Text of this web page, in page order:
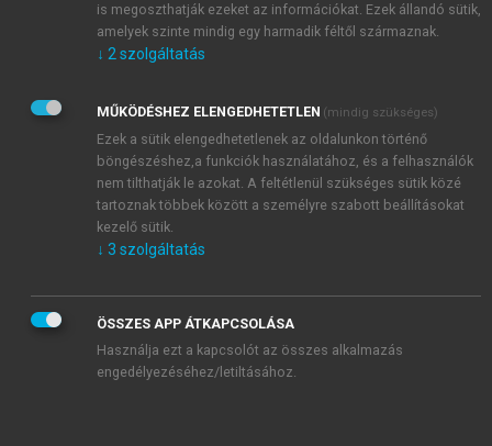
Kérek értesítést a MeRSZ újdonságairól, akcióiról.
Kérek értesítést az Akadémiai Kiadó Zrt. újdonságairól,
Adatkezelési tájékoztatóbanfoglaltakat tudomásul
veszem és elfogadom.
Általános vásárlási feltételeket, valamint a szotar.netés a
mersz.huoldalak licencszerződéseiben foglaltakat
tudomásul veszem és elfogadom.
KIPRÓBÁLOM
is megoszthatják ezeket az információkat. Ezek állandó sütik,
amelyek szinte mindig egy harmadik féltől származnak.
↓ 2 szolgáltatás
MŰKÖDÉSHEZ ELENGEDHETETLEN (mindig szükséges)
Ezek a sütik elengedhetetlenek az oldalunkon történő
böngészéshez,a funkciók használatához, és a felhasználók
nem tilthatják le azokat. A feltétlenül szükséges sütik közé
tartoznak többek között a személyre szabott beállításokat
kezelő sütik.
↓ 3 szolgáltatás
ÖSSZES APP ÁTKAPCSOLÁSA
Használja ezt a kapcsolót az összes alkalmazás
engedélyezéséhez/letiltásához.